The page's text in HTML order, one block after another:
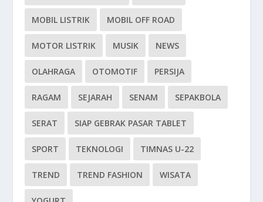
MOBIL LISTRIK MOBIL OFF ROAD
MOTOR LISTRIK MUSIK NEWS
OLAHRAGA OTOMOTIF PERSIJA
RAGAM SEJARAH SENAM SEPAKBOLA
SERAT SIAP GEBRAK PASAR TABLET
SPORT TEKNOLOGI TIMNAS U-22
TREND TREND FASHION WISATA